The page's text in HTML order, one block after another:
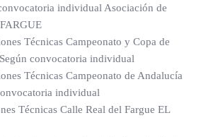
individual Asociación de
Técnicas Campeonato y Copa de
convocatoria individual
Técnicas Campeonato de Andalucía
individual
Técnicas Calle Real del Fargue EL